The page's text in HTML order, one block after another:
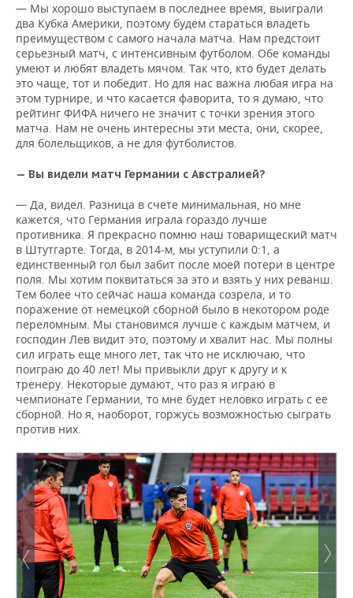
— Мы хорошо выступаем в последнее время, выиграли
два Кубка Америки, поэтому будем стараться владеть
преимуществом с самого начала матча. Нам предстоит
серьезный матч, с интенсивным футболом. Обе команды
умеют и любят владеть мячом. Так что, кто будет делать
это чаще, тот и победит. Но для нас важна любая игра на
этом турнире, и что касается фаворита, то я думаю, что
рейтинг ФИФА ничего не значит с точки зрения этого
матча. Нам не очень интересны эти места, они, скорее,
для болельщиков, а не для футболистов.
— Вы видели матч Германии с Австралией?
— Да, видел. Разница в счете минимальная, но мне
кажется, что Германия играла гораздо лучше
противника. Я прекрасно помню наш товарищеский матч
в Штутгарте. Тогда, в 2014-м, мы уступили 0:1, а
единственный гол был забит после моей потери в центре
поля. Мы хотим поквитаться за это и взять у них реванш.
Тем более что сейчас наша команда созрела, и то
поражение от немецкой сборной было в некотором роде
переломным. Мы становимся лучше с каждым матчем, и
господин Лев видит это, поэтому и хвалит нас. Мы полны
сил играть еще много лет, так что не исключаю, что
поиграю до 40 лет! Мы привыкли друг к другу и к
тренеру. Некоторые думают, что раз я играю в
чемпионате Германии, то мне будет неловко играть с ее
сборной. Но я, наоборот, горжусь возможностью сыграть
против них.